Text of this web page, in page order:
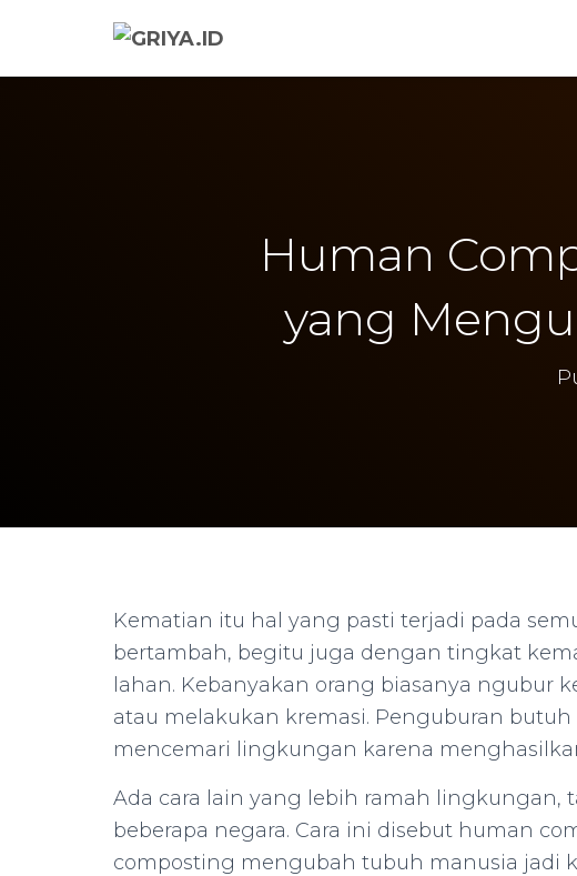
Human
yang
Kematian itu hal yang pasti terjadi pada
bertambah, begitu juga dengan tingkat
lahan. Kebanyakan orang biasanya ngubur
atau melakukan kremasi. Penguburan
mencemari lingkungan karena
Ada cara lain yang lebih ramah lingkungan,
beberapa negara. Cara ini disebut human
composting mengubah tubuh manusia jadi